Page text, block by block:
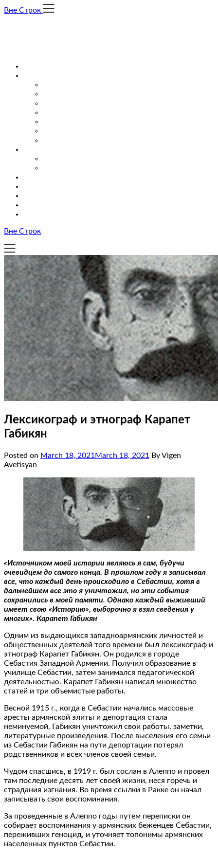
Skip
Вне Строк
Вне Строк
Лексикограф и этнограф Карапет
Габикян
Posted on March 18, 2021 March 18, 2021
By Vigen
Avetisyan
«Источником моей истории являюсь я сам, будучи
очевидцем до самого конца. В прошлом году я записывал
все, что каждый день происходило в Себастии, хотя в
дальнейшем все это я уничтожил, но эти события
сохранились в моей памяти. Однако каждый выживший
имеет свою «Историю», выборочно я взял сведения у
многих». Карапет Габикян
Одним из выдающихся западноармянских личностей и
общественных деятелей того времени был лексикограф и
этнограф Карапет Габикян. Он родился в городе
Себастия Западной Армении. Получил образование в
училище Себастии, затем занимался педагогической
деятельностью. Карапет Габикян написал множество
статей и три объемистые работы.
Весной 1915 г., когда в Себастии начались массовые
аресты армянской элиты и депортация стала
неминуемой, Габикян уничтожил свои работы, заметки,
литературные произведения. После выселения его семьи
из Себастии Габикян на пути депортации потерял
родственников и всех членов своей семьи.
Чудом спасшись, в 1919 г. был сослан в Алеппо и провел
там последние десять лет своей жизни, неся горечь и
страдания изгнания. Во время ссылки в Ракке он начал
записывать свои воспоминания.
За проведенные в Алеппо годы путем переписки он
собирает воспоминания у армянских беженцев Себастии,
переживших геноцид, и уточняет топонимы армянских
населенных пунктов Себастии.